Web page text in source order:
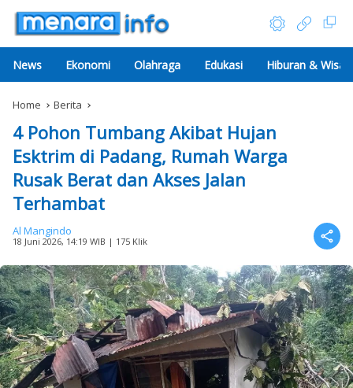
News Ekonomi Olahraga Edukasi Hiburan &
Home Berita
4 Pohon Tumbang Akibat Hujan
Esktrim di Padang, Rumah Warga
Rusak Berat dan Akses Jalan
Terhambat
Al Mangindo
18 Juni 2026, 14:19 WIB | 175 Klik